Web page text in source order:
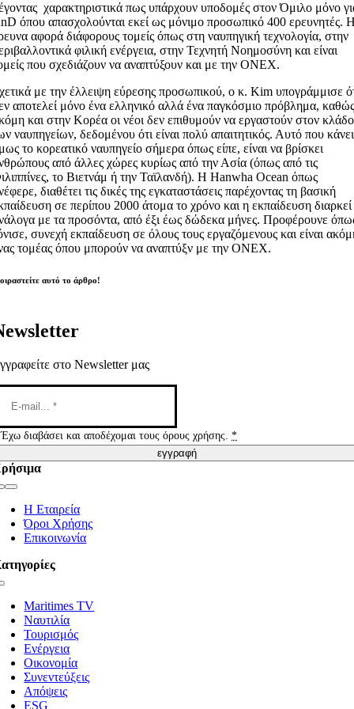
χαρακτηριστικά πως υπάρχουν υποδομές στον Όμιλο μόνο
όπου απασχολούνται εκεί ως μόνιμο προσωπικό 400 ερευνητές.
αφορά διάφορους τομείς όπως στη ναυπηγική τεχνολογία, στην
φιλική ενέργεια, στην Τεχνητή Νοημοσύνη και είναι
που σχεδιάζουν να αναπτύξουν και με την ONEX.
με την έλλειψη εύρεσης προσωπικού, ο κ. Kim υπογράμμισε
αποτελεί μόνο ένα ελληνικό αλλά ένα παγκόσμιο πρόβλημα,
και στην Κορέα οι νέοι δεν επιθυμούν να εργαστούν στον κλάδο
ναυπηγείων, δεδομένου ότι είναι πολύ απαιτητικός. Αυτό που κάνει
το κορεατικό ναυπηγείο σήμερα όπως είπε, είναι να βρίσκει
από άλλες χώρες κυρίως από την Ασία (όπως από τις
το Βιετνάμ ή την Ταϊλανδή). Η Hanwha Ocean όπως
διαθέτει τις δικές της εγκαταστάσεις παρέχοντας τη βασική
σε περίπου 2000 άτομα το χρόνο και η εκπαίδευση διαρκεί
με τα προσόντα, από έξι έως δώδεκα μήνες. Προφέρουνε
συνεχή εκπαίδευση σε όλους τους εργαζόμενους και είναι
τομέας όπου μπορούν να αναπτύξν με την ONEX.
αυτό το άρθρο!
στο Newsletter μας
Έχω διαβάσει και αποδέχομαι τους όρους χρήσης.*
εγγραφή
Η Εταιρεία
Όροι Χρήσης
Επικοινωνία
Maritimes TV
Ναυτιλία
Τουρισμός
Ενέργεια
Οικονομία
Συνεντεύξεις
Απόψεις
ESG